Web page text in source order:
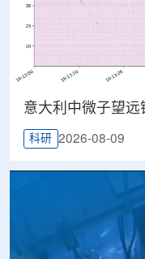
意大利中微子望远
科研 2026-08-09